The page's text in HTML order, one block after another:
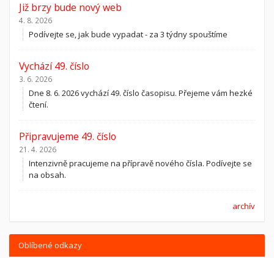
Již brzy bude nový web
4. 8. 2026
Podívejte se, jak bude vypadat - za 3 týdny spouštíme
Vychází 49. číslo
3. 6. 2026
Dne 8. 6. 2026 vychází 49. číslo časopisu. Přejeme vám hezké
čtení.
Připravujeme 49. číslo
21. 4. 2026
Intenzivně pracujeme na přípravě nového čísla. Podívejte se
na obsah.
archív
Oblíbené odkazy